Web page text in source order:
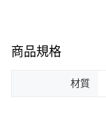
商品規格
材質